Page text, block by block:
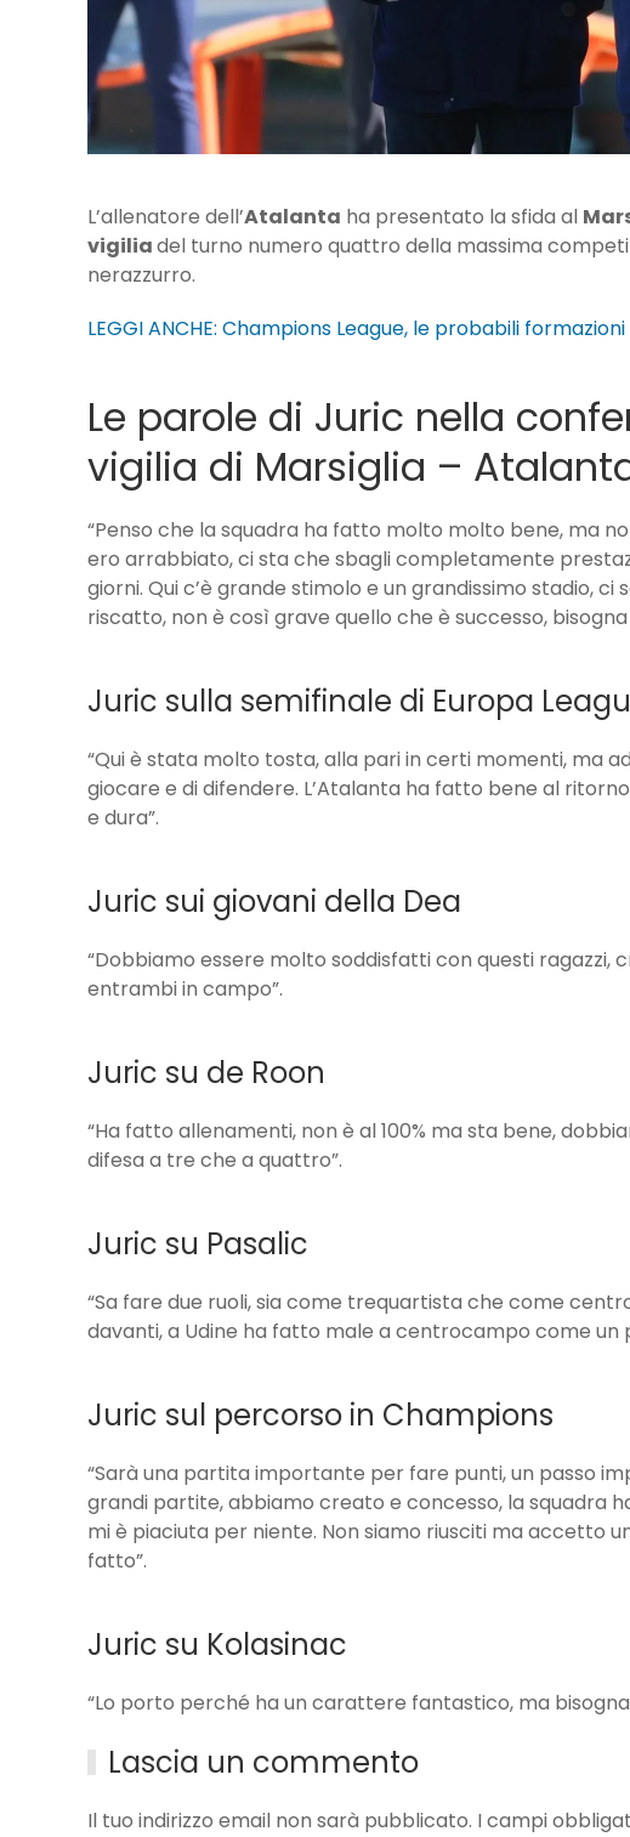
L’allenatore dell’Atalanta ha presentato la sfida al
vigiliadel turno numero quattro della massima
nerazzurro.
LEGGI ANCHE: Champions League, le probabili
Le parole di Juric nella
vigilia di Marsiglia –
“Penso che la squadra ha fatto molto molto bene, ma
ero arrabbiato, ci sta che sbagli completamente
giorni. Qui c’è grande stimolo e un grandissimo stadio,
riscatto, non è così grave quello che è successo,
Juric sulla semifinale di Europa
“Qui è stata molto tosta, alla pari in certi momenti, ma
giocare e di difendere. L’Atalanta ha fatto bene al
e dura”.
Juric sui giovani della Dea
“Dobbiamo essere molto soddisfatti con questi ragazzi,
entrambi in campo”.
Juric su de Roon
“Ha fatto allenamenti, non è al 100% ma sta bene,
difesa a tre che a quattro”.
Juric su Pasalic
“Sa fare due ruoli, sia come trequartista che come
davanti, a Udine ha fatto male a centrocampo come un
Juric sul percorso in Champions
“Sarà una partita importante per fare punti, un passo
grandi partite, abbiamo creato e concesso, la squadra
mi è piaciuta per niente. Non siamo riusciti ma accetto
fatto”.
Juric su Kolasinac
“Lo porto perché ha un carattere fantastico, ma
Lascia un commento
Il tuo indirizzo email non sarà pubblicato. I campi